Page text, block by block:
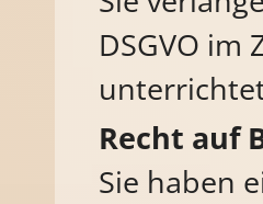
DSGVO
Recht auf
Sie haben